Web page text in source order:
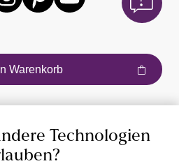
Warenkorb
Technologien